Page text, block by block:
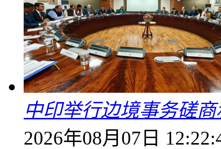
中印举行边境事务磋
2026年08月07日